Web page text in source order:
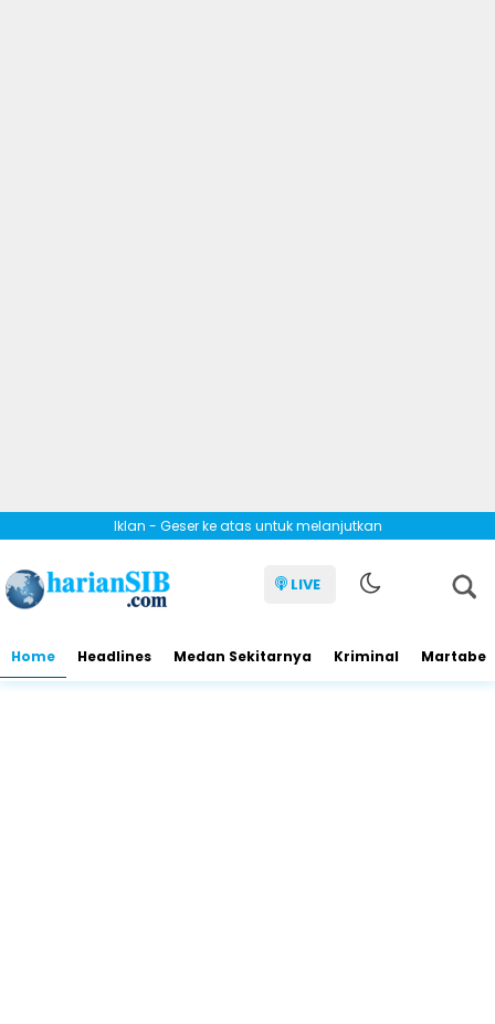
Iklan - Geser ke atas untuk melanjutkan
LIVE
Home Headlines Medan Sekitarnya Kriminal Martabe